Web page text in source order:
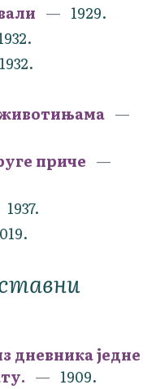
1929.
1932.
приче
1937.
дневника једне
1909.